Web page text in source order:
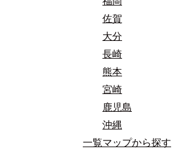
佐賀
大分
長崎
熊本
宮崎
鹿児島
沖縄
一覧マップから探す